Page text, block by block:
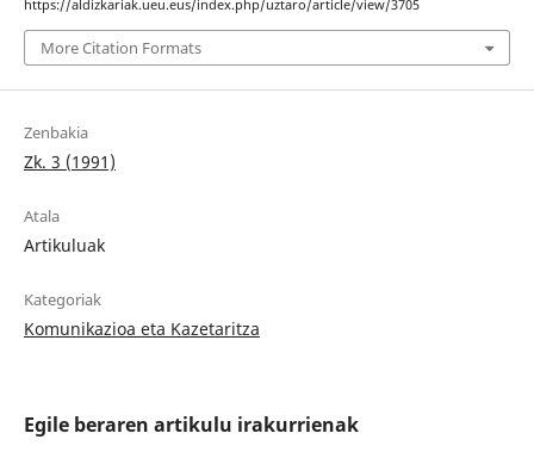
https://aldizkariak.ueu.eus/index.php/uztaro/article/view/3705
More Citation Formats
Zenbakia
Zk. 3 (1991)
Atala
Artikuluak
Kategoriak
Komunikazioa eta Kazetaritza
Egile beraren artikulu irakurrienak